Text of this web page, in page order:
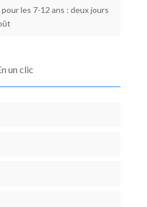
les 7-12 ans : deux jours
un clic